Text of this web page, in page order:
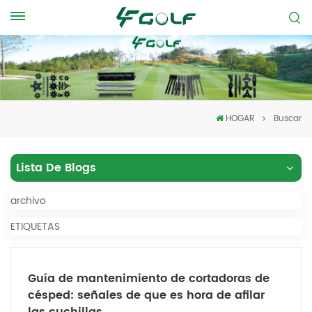
HOGAR Buscar
Lista De Blogs
archivo
ETIQUETAS
Guía de mantenimiento de cortadoras de
césped: señales de que es hora de afilar